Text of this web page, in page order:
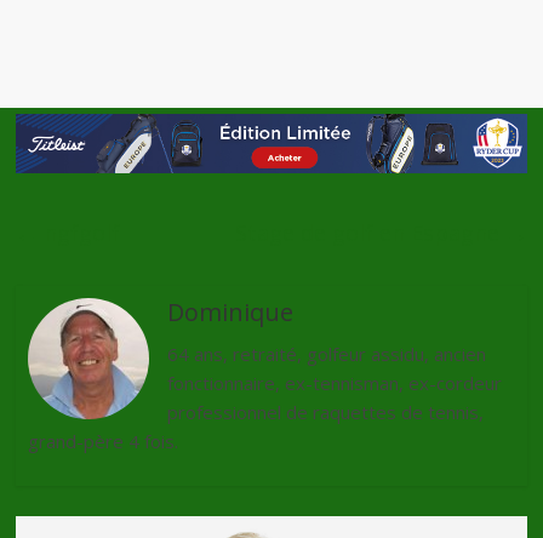
Dominique
64 ans, retraité, golfeur assidu, ancien
fonctionnaire, ex-tennisman, ex-cordeur
professionnel de raquettes de tennis,
grand-père 4 fois.